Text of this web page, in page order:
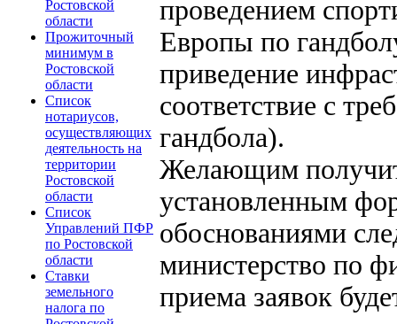
Ростовской
области
Прожиточный
минимум в
Ростовской
области
Список
нотариусов,
осуществляющих
деятельность на
территории
Ростовской
области
Список
Управлений ПФР
по Ростовской
области
Ставки
земельного
налога по
проведением
Европы по
приведение
соответствие с
гандбола).
Желающим
установленным
обоснованиями
министерство по
приема заявок